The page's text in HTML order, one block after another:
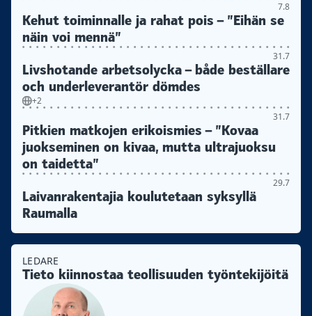
7.8
Kehut toiminnalle ja rahat pois – ”Eihän se
näin voi mennä”
31.7
Livshotande arbetsolycka – både beställare
och underleverantör dömdes
+2
31.7
Pitkien matkojen erikoismies – ”Kovaa
juokseminen on kivaa, mutta ultrajuoksu
on taidetta”
29.7
Laivanrakentajia koulutetaan syksyllä
Raumalla
LEDARE
Tieto kiinnostaa teollisuuden työntekijöitä